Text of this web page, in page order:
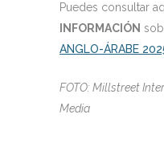
Puedes consultar
INFORMACIÓN
ANGLO-ÁRABE
FOTO: Millstreet
Media